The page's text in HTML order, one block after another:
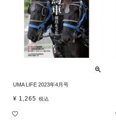
UMA LIFE 2023年4月号
¥ 1,265 税込